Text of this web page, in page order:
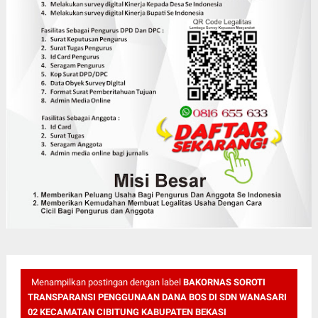
Menampilkan postingan dengan label BAKORNAS SOROTI
TRANSPARANSI PENGGUNAAN DANA BOS DI SDN WANASARI
02 KECAMATAN CIBITUNG KABUPATEN BEKASI